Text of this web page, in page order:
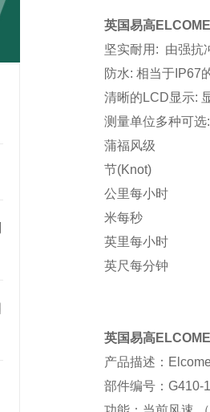
英国易高
坚实耐用: 由强抗
防水: 相当于IP67
清晰的LCD显示:
测量单位多种可选:
蒲福风级
节(Knot)
公里每小时
米每秒
英里每小时
英尺每分钟
英国易高
产品描述：
部件编号：G410-1